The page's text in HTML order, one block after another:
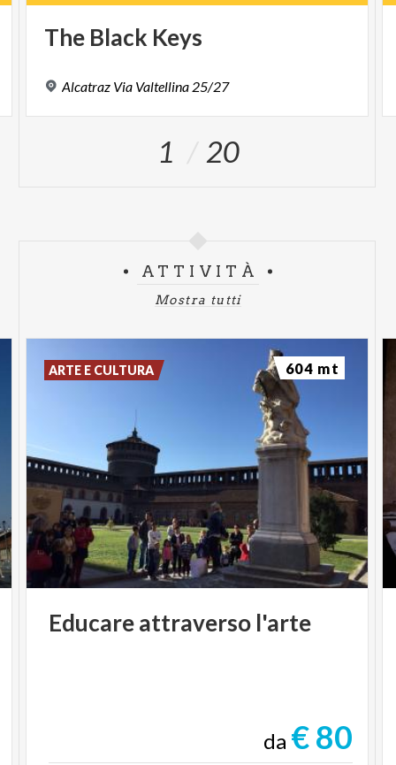
The Black Keys
Alcatraz Via Valtellina 25/27
1 20
ATTIVITÀ
Mostra tutti
Educareattraverso l'arte
da € 80
ARTE E CULTURA 604 mt